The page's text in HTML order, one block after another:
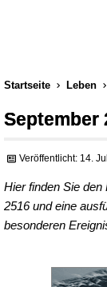
Startseite Leben
September
Veröffentlicht: 14.
Hier finden Sie
2516 und eine
besonderen